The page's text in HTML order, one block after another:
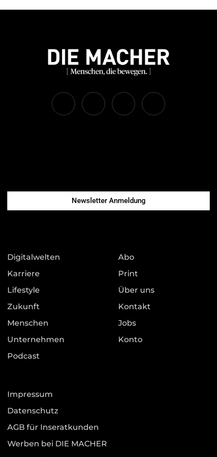
Newsletter Anmeldung
Digitalwelten
Karriere
Lifestyle
Zukunft
Menschen
Unternehmen
Podcast
Abo
Print
Über uns
Kontakt
Jobs
Konto
Impressum
Datenschutz
AGB für Inseratkunden
Werben bei DIE MACHER